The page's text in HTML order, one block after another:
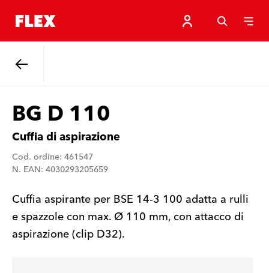
BG D 110
Cuffia di aspirazione
Cod. ordine: 461547
N. EAN: 4030293205659
Cuffia aspirante per BSE 14-3 100 adatta a rulli
e spazzole con max. Ø 110 mm, con attacco di
aspirazione (clip D32).